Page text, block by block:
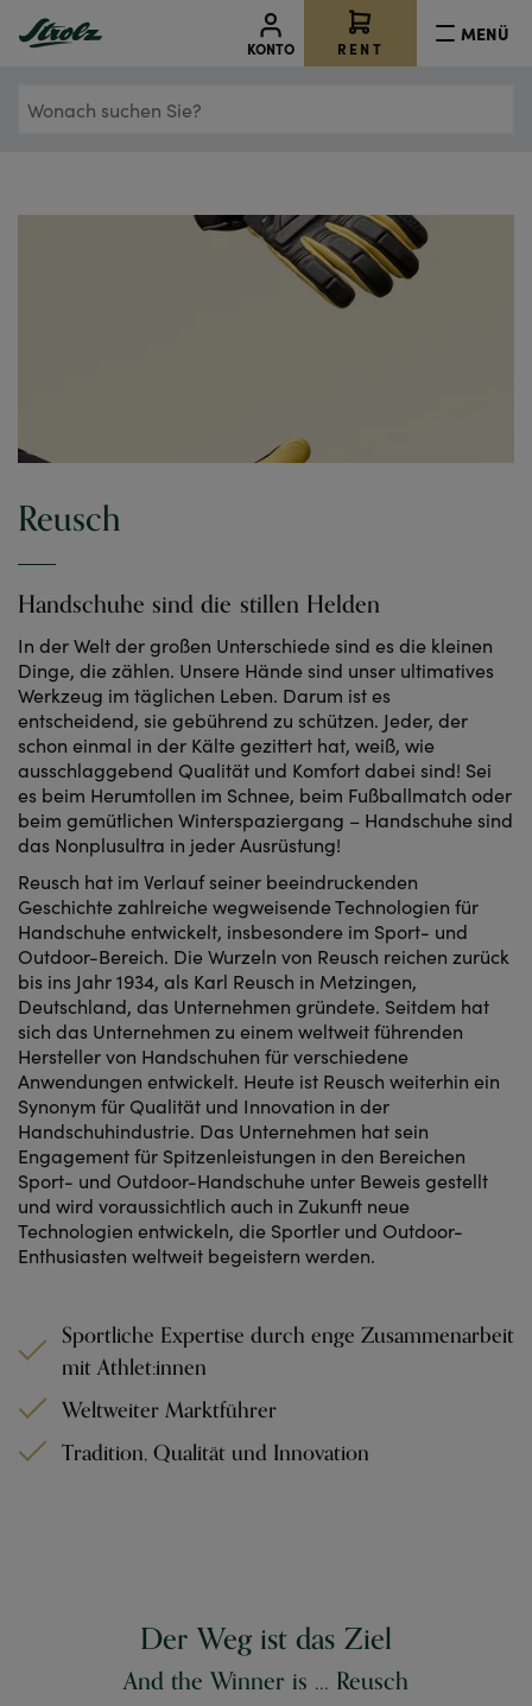
KONTO RENT
MENÜ
Wonach
Reusch
Handschuhe sind die stillen Helden
In der Welt der großen Unterschiede sind es die kleinen
Dinge, die zählen. Unsere Hände sind unser ultimatives
Werkzeug im täglichen Leben. Darum ist es
entscheidend, sie gebührend zu schützen. Jeder, der
schon einmal in der Kälte gezittert hat, weiß, wie
ausschlaggebend Qualität und Komfort dabei sind! Sei
es beim Herumtollen im Schnee, beim Fußballmatch oder
beim gemütlichen Winterspaziergang – Handschuhe sind
das Nonplusultra in jeder Ausrüstung!
Reusch hat im Verlauf seiner beeindruckenden
Geschichte zahlreiche wegweisende Technologien für
Handschuhe entwickelt, insbesondere im Sport- und
Outdoor-Bereich. Die Wurzeln von Reusch reichen zurück
bis ins Jahr 1934, als Karl Reusch in Metzingen,
Deutschland, das Unternehmen gründete. Seitdem hat
sich das Unternehmen zu einem weltweit führenden
Hersteller von Handschuhen für verschiedene
Anwendungen entwickelt. Heute ist Reusch weiterhin ein
Synonym für Qualität und Innovation in der
Handschuhindustrie. Das Unternehmen hat sein
Engagement für Spitzenleistungen in den Bereichen
Sport- und Outdoor-Handschuhe unter Beweis gestellt
und wird voraussichtlich auch in Zukunft neue
Technologien entwickeln, die Sportler und Outdoor-
Enthusiasten weltweit begeistern werden.
Sportliche Expertise durch enge Zusammenarbeit
mit Athlet:innen
Weltweiter Marktführer
Tradition, Qualität und Innovation
Der Weg ist das Ziel
And the Winner is ... Reusch